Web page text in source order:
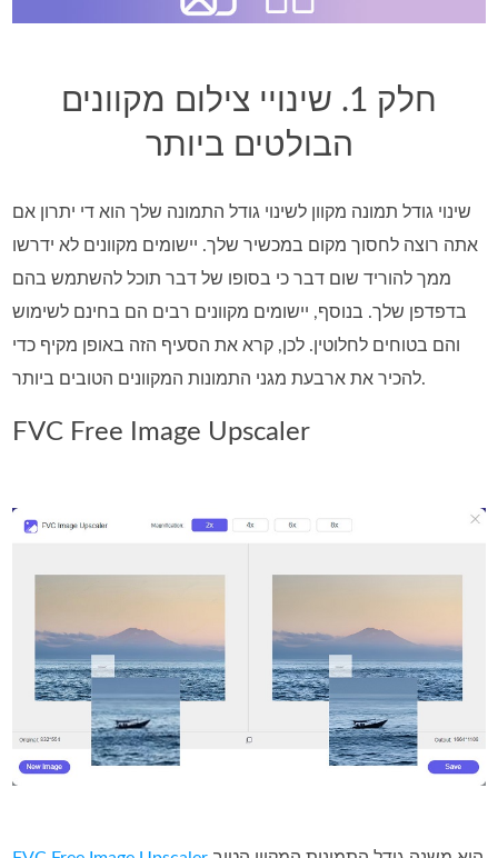
חלק 1. שינויי צילום מקוונים
הבולטים ביותר
שינוי גודל תמונה מקוון לשינוי גודל התמונה שלך הוא די יתרון אם
אתה רוצה לחסוך מקום במכשיר שלך. יישומים מקוונים לא ידרשו
ממך להוריד שום דבר כי בסופו של דבר תוכל להשתמש בהם
בדפדפן שלך. בנוסף, יישומים מקוונים רבים הם בחינם לשימוש
והם בטוחים לחלוטין. לכן, קרא את הסעיף הזה באופן מקיף כדי
להכיר את ארבעת מגני התמונות המקוונים הטובים ביותר.
FVC Free Image Upscaler